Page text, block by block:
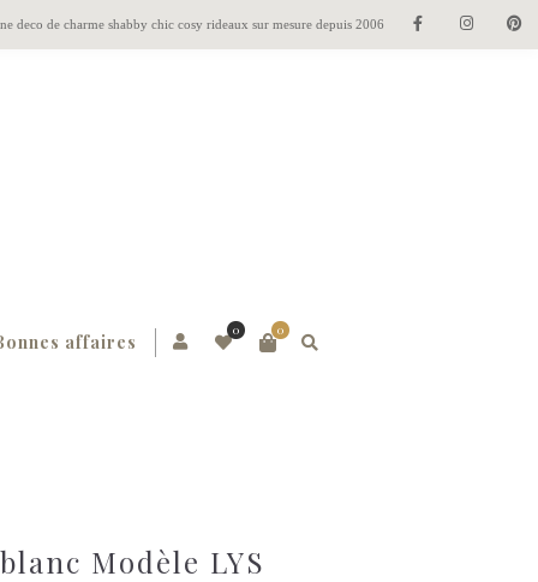
deco de charme shabby chic cosy rideaux sur mesure depuis 2006
0
0
affaires
Modèle LYS